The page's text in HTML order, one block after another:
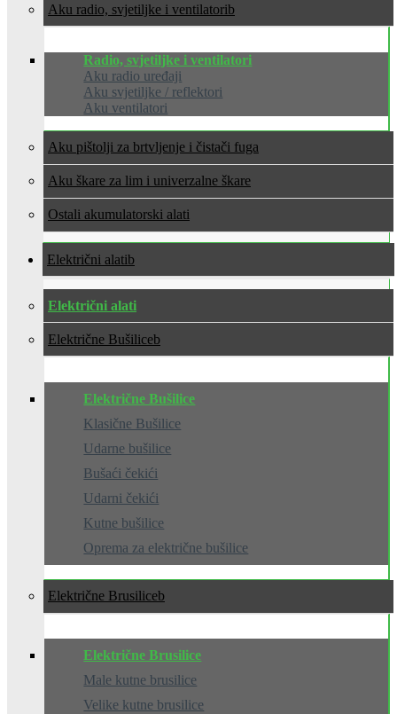
Aku radio, svjetiljke i ventilatori
Radio, svjetiljke i ventilatori
Aku radio uređaji
Aku svjetiljke / reflektori
Aku ventilatori
Aku pištolji za brtvljenje i čistači fuga
Aku škare za lim i univerzalne škare
Ostali akumulatorski alati
Električni alati
Električni alati
Električne Bušilice
Električne Bušilice
Klasične Bušilice
Udarne bušilice
Bušaći čekići
Udarni čekići
Kutne bušilice
Oprema za električne bušilice
Električne Brusilice
Električne Brusilice
Male kutne brusilice
Velike kutne brusilice